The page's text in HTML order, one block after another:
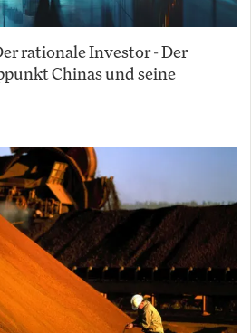
rationale Investor - Der
Chinas und seine